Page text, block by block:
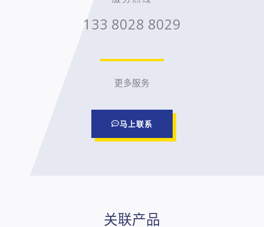
133 8028 8029
更多服务
马上联系
关联产品